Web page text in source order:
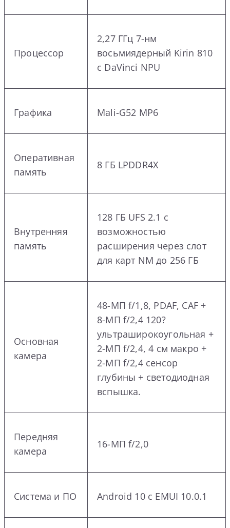
Процессор
2,27 ГГц 7-нм
восьмиядерный Kirin 810
с DaVinci NPU
Графика Mali-G52 MP6
Оперативная
память
8 ГБ LPDDR4X
Внутренняя
память
128 ГБ UFS 2.1 с
возможностью
расширения через слот
для карт NM до 256 ГБ
Основная
камера
48-МП f/1,8, PDAF, CAF +
8-МП f/2,4 120?
ультраширокоугольная +
2-МП f/2,4, 4 см макро +
2-МП f/2,4 сенсор
глубины + светодиодная
вспышка.
Передняя
камера
16-МП f/2,0
Система и ПО Android 10 с EMUI 10.0.1